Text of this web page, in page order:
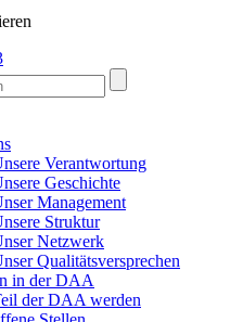
Verantwortung
Geschichte
Management
Struktur
Netzwerk
Qualitätsversprechen
in der DAA
der DAA werden